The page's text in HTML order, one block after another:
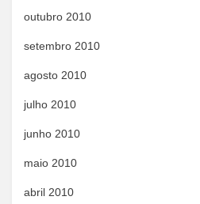
outubro 2010
setembro 2010
agosto 2010
julho 2010
junho 2010
maio 2010
abril 2010